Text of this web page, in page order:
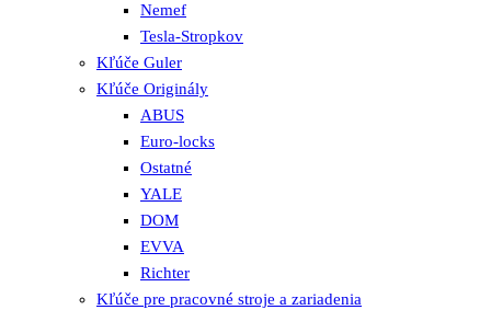
Nemef
Tesla-Stropkov
Kľúče Guler
Kľúče Originály
ABUS
Euro-locks
Ostatné
YALE
DOM
EVVA
Richter
Kľúče pre pracovné stroje a zariadenia